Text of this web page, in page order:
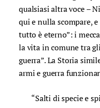
qualsiasi altra voce –
qui e nulla scompare,
tutto è eterno”: i
la vita in comune tra
guerra”. La Storia
armi e guerra
“Salti di specie e